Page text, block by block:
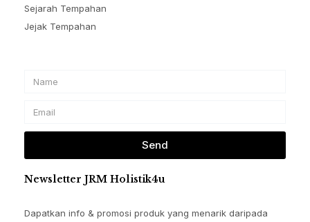
Sejarah Tempahan
Jejak Tempahan
Name
Email
Send
Newsletter JRM Holistik4u
Dapatkan info & promosi produk yang menarik daripada